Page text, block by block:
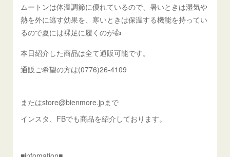
ムートンは体温調節に優れているので、暑いときは湿気や
熱を外に逃す効果を、寒いときは保温する機能を持ってい
るので夏には裸足に履くのが👍
本日紹介した商品は全て通販可能です。
通販ご希望の方は(0776)26-4109
またはstore@bienmore.jpまで
インスタ、FBでも商品を紹介しております。